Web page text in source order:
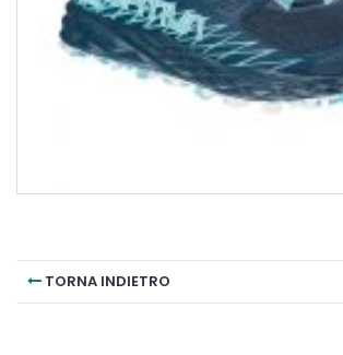
TORNA INDIETRO